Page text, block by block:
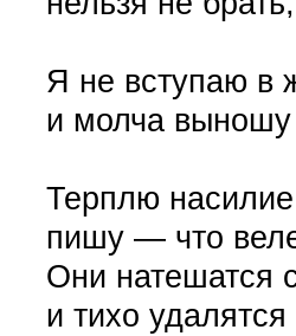
Я не вступаю в
и молча выношу
Терплю
пишу — что
Они натешатся
и тихо